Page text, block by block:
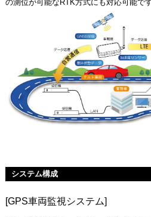
の測位が可能なRTK方式にも対応可能です
システム構成
[GPS車両監視システム]